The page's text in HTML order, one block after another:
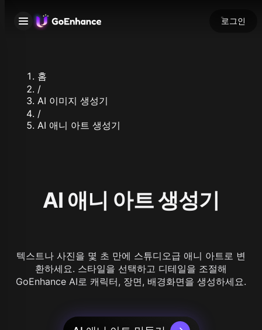
로그인
홈
/
AI 이미지 생성기
/
AI 애니 아트 생성기
AI 애니 아트 생성기
텍스트나 사진을 몇 초 만에 스튜디오급 애니 아트로 변
환하세요. 스타일을 선택하고 디테일을 조절해
GoEnhance AI로 캐릭터, 장면, 배경화면을 생성하세요.